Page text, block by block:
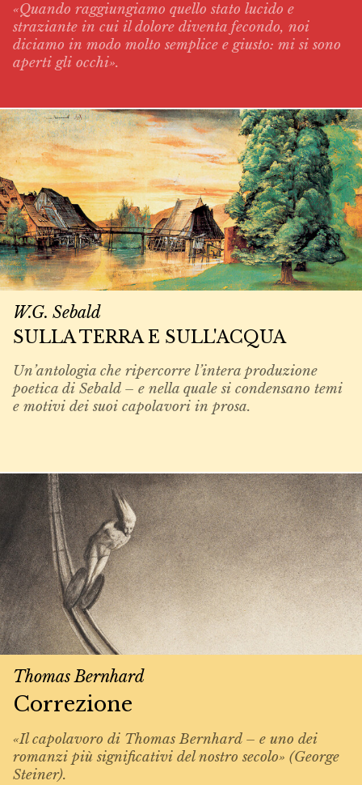
«Quando raggiungiamo quello stato lucido e
straziante in cui il dolore diventa fecondo, noi
diciamo in modo molto semplice e giusto: mi si sono
aperti gli occhi».
W.G. Sebald
SULLA TERRA E SULL'ACQUA
Un’antologia che ripercorre l’intera produzione
poetica di Sebald – e nella quale si condensano temi
e motivi dei suoi capolavori in prosa.
Thomas Bernhard
Correzione
«Il capolavoro di Thomas Bernhard – e uno dei
romanzi più significativi del nostro secolo» (George
Steiner).